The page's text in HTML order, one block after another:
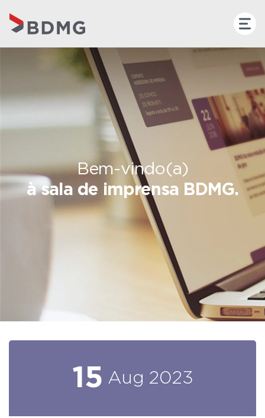
Bem-vindo(a)
à sala de imprensa BDMG.
15 Aug 2023